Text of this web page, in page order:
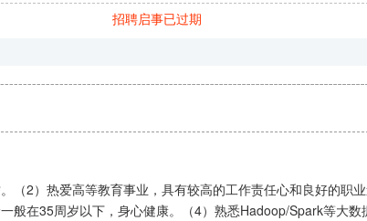
招聘启事已过期
（2）热爱高等教育事业，具有较高的工作责任心和良好的职
般在35周岁以下，身心健康。（4）熟悉Hadoop/Spark等大